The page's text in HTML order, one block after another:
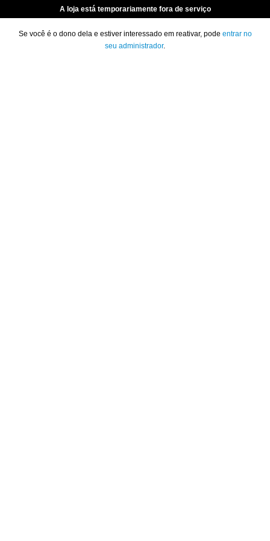
A loja está temporariamente fora de serviço
Se você é o dono dela e estiver interessado em reativar, pode entrar no
seu administrador.